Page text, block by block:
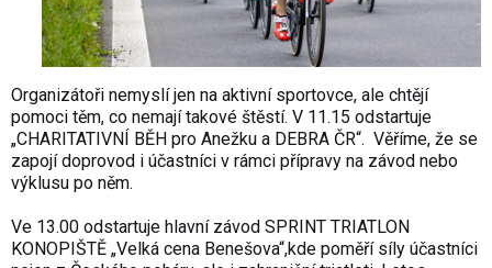
Organizátoři nemyslí jen na aktivní sportovce, ale chtějí
pomoci těm, co nemají takové štěstí. V 11.15 odstartuje
„CHARITATIVNÍ BĚH pro Anežku a DEBRA ČR“. Věříme, že se
zapojí doprovod i účastníci v rámci přípravy na závod nebo
výklusu po něm.
Ve 13.00 odstartuje hlavní závod SPRINT TRIATLON
KONOPIŠTĚ „Velká cena Benešova“,kde poměří síly účastníci